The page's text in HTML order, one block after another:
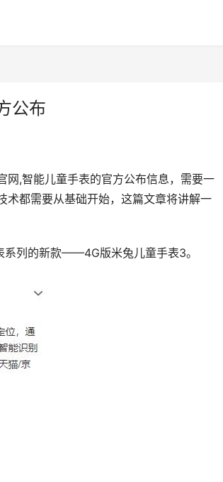
公布
网,智能儿童手表的官方公布信息，需要一
术都需要从基础开始，这篇文章将讲解一
系列的新款——4G版米兔儿童手表3。